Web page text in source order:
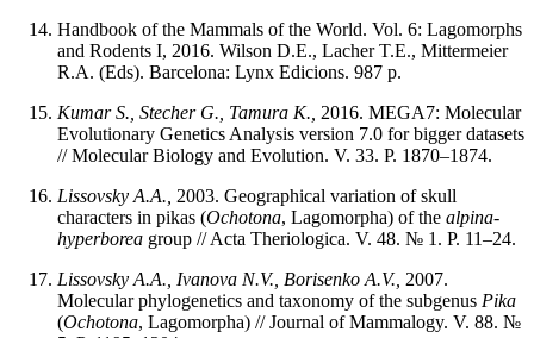
Handbook of the Mammals of the World. Vol. 6: Lagomorphs
and Rodents I, 2016. Wilson D.E., Lacher T.E., Mittermeier
R.A. (Eds). Barcelona: Lynx Edicions. 987 p.
Kumar S., Stecher G., Tamura K., 2016. MEGA7: Molecular
Evolutionary Genetics Analysis version 7.0 for bigger datasets
// Molecular Biology and Evolution. V. 33. P. 1870–1874.
Lissovsky A.A., 2003. Geographical variation of skull
characters in pikas (Ochotona, Lagomorpha) of the alpina-
hyperborea group // Acta Theriologica. V. 48. № 1. P. 11–24.
Lissovsky A.A., Ivanova N.V., Borisenko A.V., 2007.
Molecular phylogenetics and taxonomy of the subgenus Pika
(Ochotona, Lagomorpha) // Journal of Mammalogy. V. 88. №